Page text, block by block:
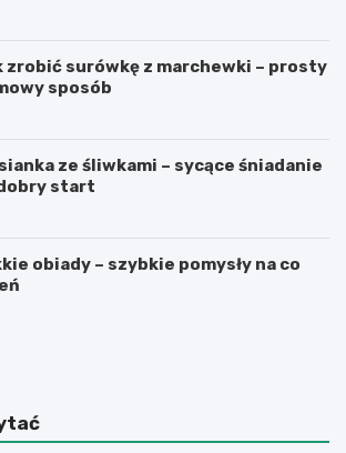
zrobić surówkę z marchewki – prosty
sposób
ze śliwkami – sycące śniadanie
start
obiady – szybkie pomysły na co